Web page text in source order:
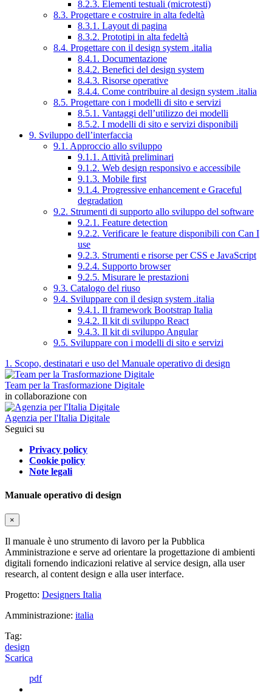
8.2.3. Elementi testuali (microtesti)
8.3. Progettare e costruire in alta fedeltà
8.3.1. Layout di pagina
8.3.2. Prototipi in alta fedeltà
8.4. Progettare con il design system .italia
8.4.1. Documentazione
8.4.2. Benefici del design system
8.4.3. Risorse operative
8.4.4. Come contribuire al design system .italia
8.5. Progettare con i modelli di sito e servizi
8.5.1. Vantaggi dell’utilizzo dei modelli
8.5.2. I modelli di sito e servizi disponibili
9. Sviluppo dell’interfaccia
9.1. Approccio allo sviluppo
9.1.1. Attività preliminari
9.1.2. Web design responsivo e accessibile
9.1.3. Mobile first
9.1.4. Progressive enhancement e Graceful
degradation
9.2. Strumenti di supporto allo sviluppo del software
9.2.1. Feature detection
9.2.2. Verificare le feature disponibili con Can I
use
9.2.3. Strumenti e risorse per CSS e JavaScript
9.2.4. Supporto browser
9.2.5. Misurare le prestazioni
9.3. Catalogo del riuso
9.4. Sviluppare con il design system .italia
9.4.1. Il framework Bootstrap Italia
9.4.2. Il kit di sviluppo React
9.4.3. Il kit di sviluppo Angular
9.5. Sviluppare con i modelli di sito e servizi
1. Scopo, destinatari e uso del Manuale operativo di design
Team per la Trasformazione Digitale
in collaborazione con
Agenzia per l'Italia Digitale
Seguici su
Privacy policy
Cookie policy
Note legali
Manuale operativo di design
×
Il manuale è uno strumento di lavoro per la Pubblica
Amministrazione e serve ad orientare la progettazione di ambienti
digitali fornendo indicazioni relative al service design, alla user
research, al content design e alla user interface.
Progetto: Designers Italia
Amministrazione: italia
Tag:
design
Scarica
pdf